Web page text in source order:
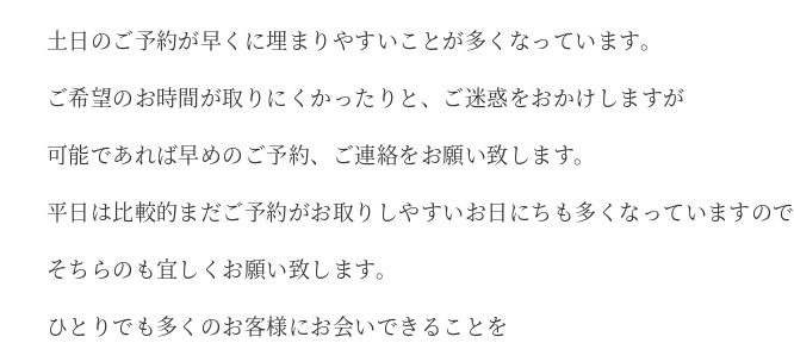
土日のご予約が早くに埋まりやすいことが多くなっています。
ご希望のお時間が取りにくかったりと、ご迷惑をおかけしますが
可能であれば早めのご予約、ご連絡をお願い致します。
平日は比較的まだご予約がお取りしやすいお日にちも多くなっていますので
そちらのも宜しくお願い致します。
ひとりでも多くのお客様にお会いできることを